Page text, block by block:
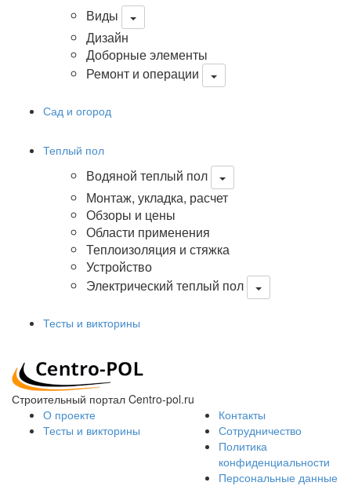
Виды
Дизайн
Доборные элементы
Ремонт и операции
Сад и огород
Теплый пол
Водяной теплый пол
Монтаж, укладка, расчет
Обзоры и цены
Области применения
Теплоизоляция и стяжка
Устройство
Электрический теплый пол
Тесты и викторины
Строительный портал Centro-pol.ru
О проекте
Тесты и викторины
Контакты
Сотрудничество
Политика
конфиденциальности
Персональные данные